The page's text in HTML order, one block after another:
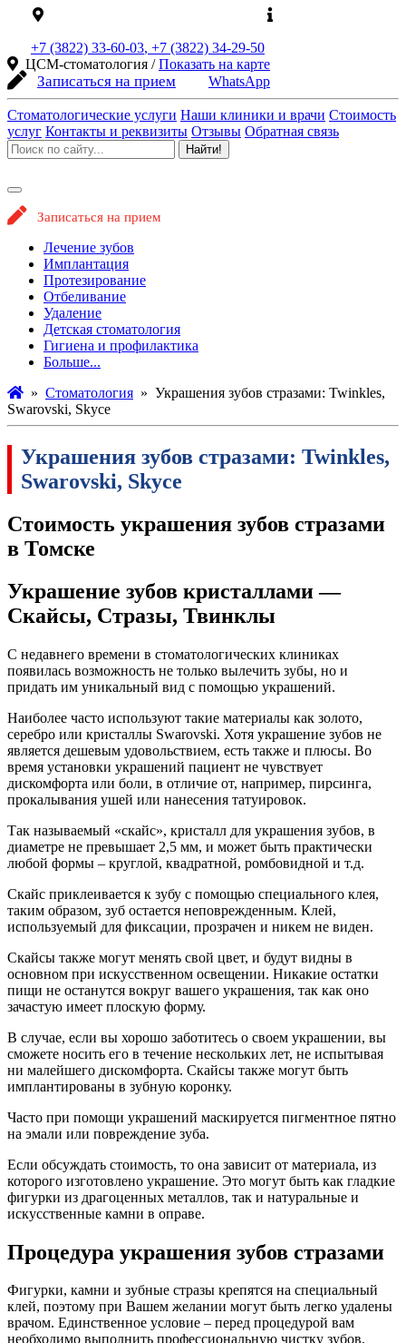
+7 (3822) 33-60-03, +7 (3822) 34-29-50
ЦСМ-стоматология /Показать на карте
Записаться на прием WhatsApp
Стоматологические услуги Наши клиники и врачи Стоимость
услуг Контакты и реквизиты Отзывы Обратная связь
Найти!
Записаться на прием
Лечение зубов
Имплантация
Протезирование
Отбеливание
Удаление
Детская стоматология
Гигиена и профилактика
Больше...
» Стоматология » Украшения зубов стразами: Twinkles,
Swarovski, Skyce
Украшения зубов стразами: Twinkles,
Swarovski, Skyce
Стоимость украшения зубов стразами
в Томске
Украшение зубов кристаллами —
Скайсы, Стразы, Твинклы
С недавнего времени в стоматологических клиниках
появилась возможность не только вылечить зубы, но и
придать им уникальный вид с помощью украшений.
Наиболее часто используют такие материалы как золото,
серебро или кристаллы Swarovski. Хотя украшение зубов не
является дешевым удовольствием, есть также и плюсы. Во
время установки украшений пациент не чувствует
дискомфорта или боли, в отличие от, например, пирсинга,
прокалывания ушей или нанесения татуировок.
Так называемый «скайс», кристалл для украшения зубов, в
диаметре не превышает 2,5 мм, и может быть практически
любой формы – круглой, квадратной, ромбовидной и т.д.
Скайс приклеивается к зубу с помощью специального клея,
таким образом, зуб остается неповрежденным. Клей,
используемый для фиксации, прозрачен и никем не виден.
Скайсы также могут менять свой цвет, и будут видны в
основном при искусственном освещении. Никакие остатки
пищи не останутся вокруг вашего украшения, так как оно
зачастую имеет плоскую форму.
В случае, если вы хорошо заботитесь о своем украшении, вы
сможете носить его в течение нескольких лет, не испытывая
ни малейшего дискомфорта. Скайсы также могут быть
имплантированы в зубную коронку.
Часто при помощи украшений маскируется пигментное пятно
на эмали или повреждение зуба.
Если обсуждать стоимость, то она зависит от материала, из
которого изготовлено украшение. Это могут быть как гладкие
фигурки из драгоценных металлов, так и натуральные и
искусственные камни в оправе.
Процедура украшения зубов стразами
Фигурки, камни и зубные стразы крепятся на специальный
клей, поэтому при Вашем желании могут быть легко удалены
врачом. Единственное условие – перед процедурой вам
необходимо выполнить профессиональную чистку зубов.